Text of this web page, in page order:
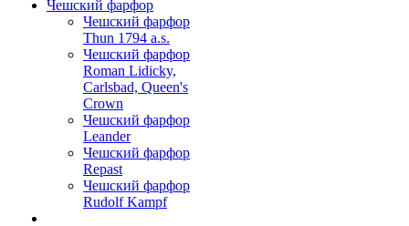
Чешский фарфор
Чешский фарфор
Thun 1794 a.s.
Чешский фарфор
Roman Lidicky,
Carlsbad, Queen's
Crown
Чешский фарфор
Leander
Чешский фарфор
Repast
Чешский фарфор
Rudolf Kampf